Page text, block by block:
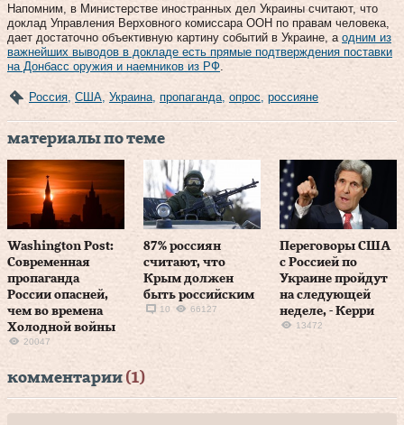
Напомним, в Министерстве иностранных дел Украины считают, что
доклад Управления Верховного комиссара ООН по правам человека,
дает достаточно объективную картину событий в Украине, а одним из
важнейших выводов в докладе есть прямые подтверждения поставки
на Донбасс оружия и наемников из РФ
Россия США Украина пропаганда опрос россияне
материалы по теме
Washington Post:
Современная
пропаганда
России опасней,
чем во времена
Холодной войны
20047
87% россиян
считают, что
Крым должен
быть российским
10 66127
Переговоры США
с Россией по
Украине пройдут
на следующей
неделе, - Керри
13472
комментарии (1)